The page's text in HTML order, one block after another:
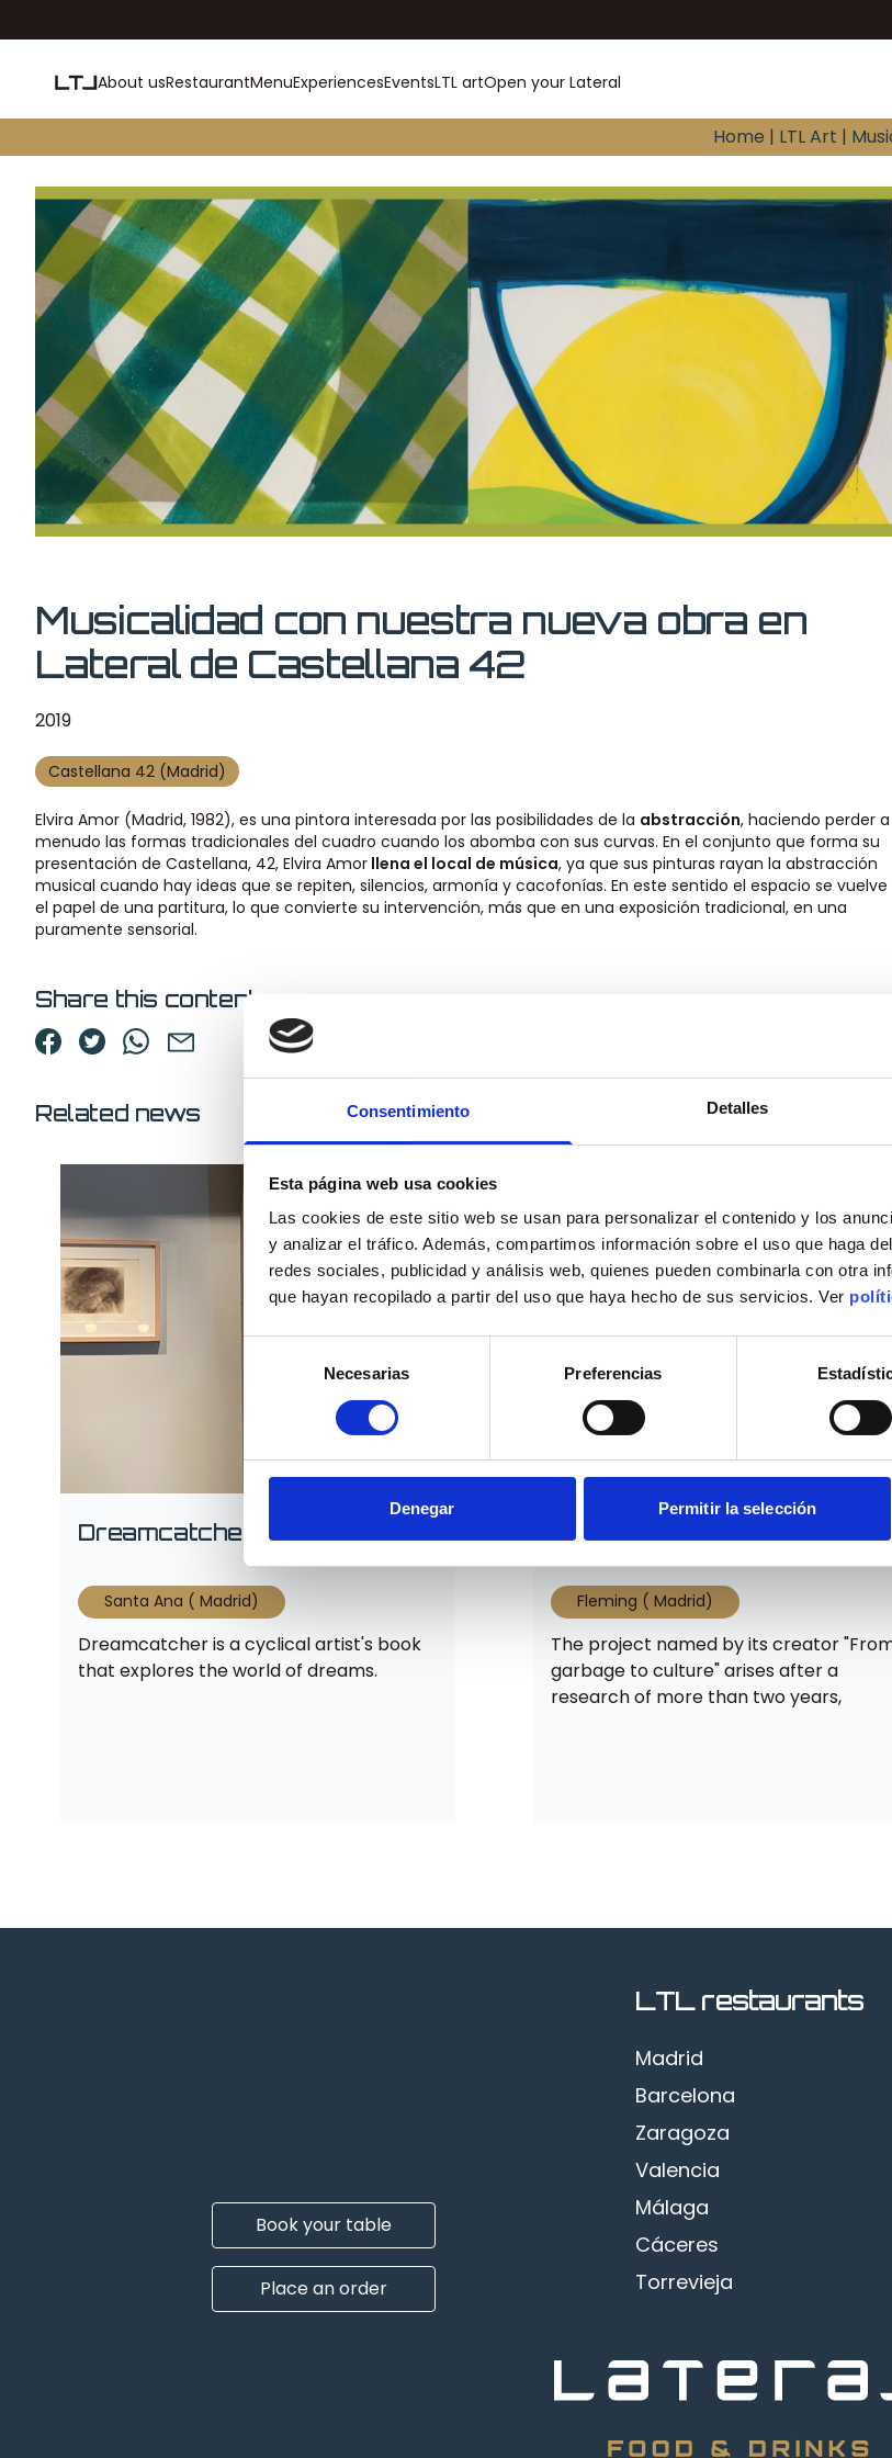
Consentimiento Detalles
Esta página web usa cookies
Las cookies de este sitio web se usan para personalizar el contenido y los
y analizar el tráfico. Además, compartimos información sobre el uso que haga
redes sociales, publicidad y análisis web, quienes pueden combinarla con otra
que hayan recopilado a partir del uso que haya hecho de sus servicios. Ver
consentimiento
Necesarias Preferencias
Denegar Permitir la selección
About usRestaurantMenuExperiencesEventsLTL artOpen your Lateral
Home | LTL Art |
Musicalidad con nuestra nueva obra en
Lateral de Castellana 42
2019
Castellana 42 (Madrid)
Elvira Amor (Madrid, 1982), es una pintora interesada por las posibilidades de la abstracción, haciendo perder a
menudo las formas tradicionales del cuadro cuando los abomba con sus curvas. En el conjunto que forma su
presentación de Castellana, 42, Elvira Amor llena el local de música, ya que sus pinturas rayan la abstracción
musical cuando hay ideas que se repiten, silencios, armonía y cacofonías. En este sentido el espacio se vuelve
el papel de una partitura, lo que convierte su intervención, más que en una exposición tradicional, en una
puramente sensorial.
Share this content
Related news
Dreamcatcher
Santa Ana ( Madrid)
Dreamcatcher is a cyclical artist's book
that explores the world of dreams.
From garbage to culture
Fleming ( Madrid)
The project named by its creator
garbage to culture" arises after a
research of more than two years,
Book your table
Place an order
LTL restaurants
Madrid
Barcelona
Zaragoza
Valencia
Málaga
Cáceres
Torrevieja